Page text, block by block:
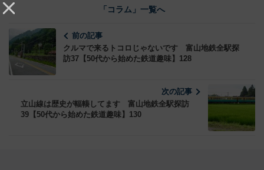
「コラム」一覧へ
前の記事
クルマで来るトコロじゃないです 富山地鉄全駅探
訪37【50代から始めた鉄道趣味】128
次の記事
立山線は歴史が輻輳してます 富山地鉄全駅探訪
39【50代から始めた鉄道趣味】130